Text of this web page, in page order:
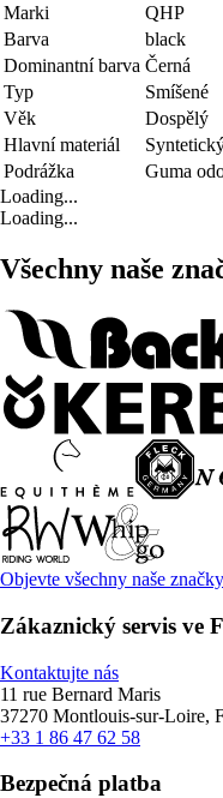
Marki
QHP
Barva
black
Dominantní barva Černá
Typ
Smíšené
Věk
Dospělý
Hlavní materiál
Podrážka
Guma
Loading...
Loading...
Všechny naše
Objevte všechny naše značky
Zákaznický servis ve
Kontaktujte nás
11 rue Bernard Maris
37270 Montlouis-sur-Loire,
+33 1 86 47 62 58
Bezpečná platba